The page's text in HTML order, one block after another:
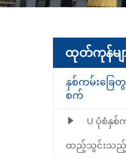
ထုတ်ကုန်မျ
နှစ်ကမ်းခြ
စက်
U ပုံစံနှစ်
ထည့်သွင်းသ